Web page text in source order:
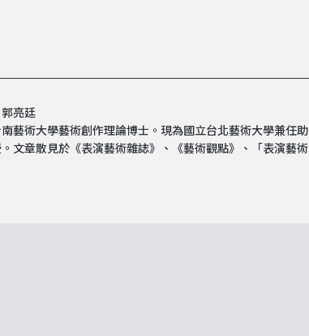
亮廷
南藝術大學藝術創作理論博士。現為國立台北藝術大學兼任助
文章散見於《表演藝術雜誌》、《藝術觀點》、「表演藝術